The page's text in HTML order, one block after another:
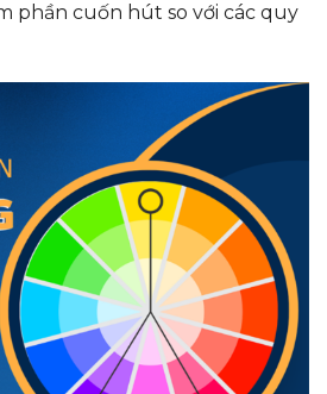
phần cuốn hút so với các quy